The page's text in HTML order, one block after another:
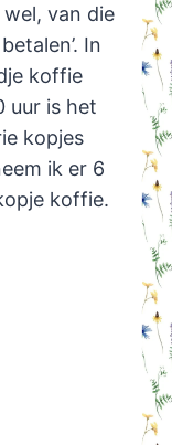
van die
In
koffie
uur is het
kopjes
ik er 6
koffie.